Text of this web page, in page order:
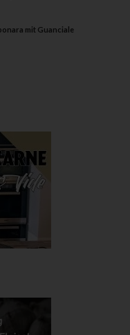
mit Guanciale